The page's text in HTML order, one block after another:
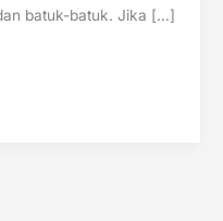
batuk-batuk. Jika […]